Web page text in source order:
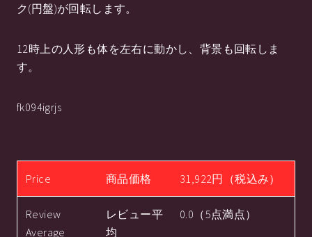
ク(円盤)が回転します。
12時上の人形も体を左右に動かし、背景も回転しま
す。
fk094igrjs
Price 商品価格 31,922円（税込み）
Review
Average
レビュー平
均
0.0（5点満点）